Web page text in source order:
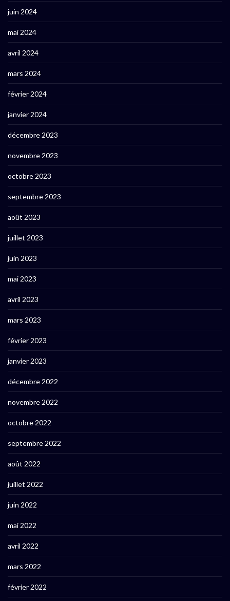
juin 2024
mai 2024
avril 2024
mars 2024
février 2024
janvier 2024
décembre 2023
novembre 2023
octobre 2023
septembre 2023
août 2023
juillet 2023
juin 2023
mai 2023
avril 2023
mars 2023
février 2023
janvier 2023
décembre 2022
novembre 2022
octobre 2022
septembre 2022
août 2022
juillet 2022
juin 2022
mai 2022
avril 2022
mars 2022
février 2022